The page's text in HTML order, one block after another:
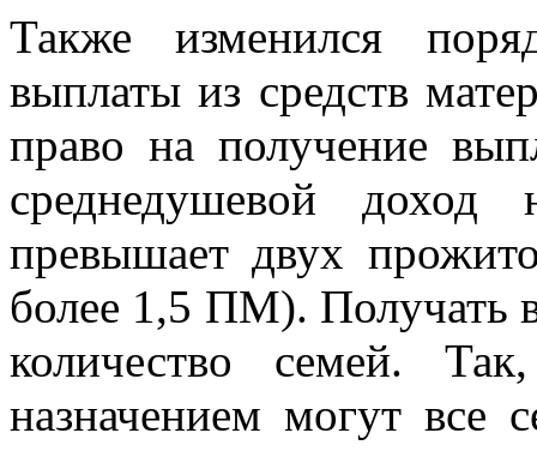
Также изменился
выплаты из средств
право на получение
среднедушевой
превышает двух
более 1,5 ПМ). Получать
количество семей.
назначением могут все